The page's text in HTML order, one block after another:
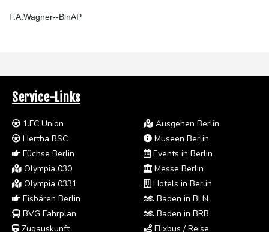
F.A.Wagner--BlnAP
Service-Links
1.FC Union
Hertha BSC
Füchse Berlin
Olympia 030
Olympia 0331
Eisbären Berlin
BVG Fahrplan
Zugauskunft
Ausgehen Berlin
Museen Berlin
Events in Berlin
Messe Berlin
Hotels in Berlin
Baden in BLN
Baden in BRB
Flixbus / Reise